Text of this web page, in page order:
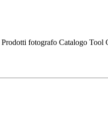
Prodotti fotografo Catalogo Tool